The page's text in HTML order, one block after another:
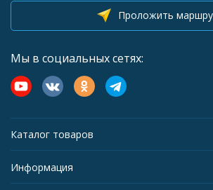
Проложить
Мы в социальных сетях:
Каталог товаров
Информация